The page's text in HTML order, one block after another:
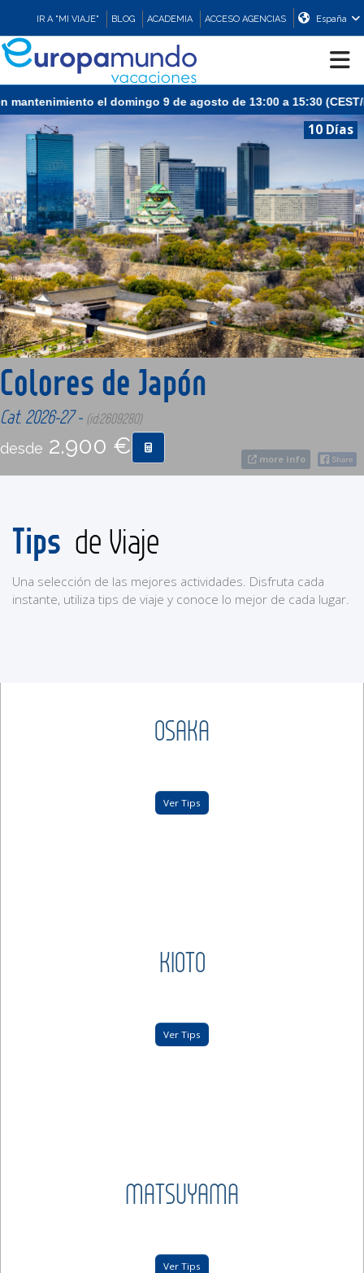
IR A "MI VIAJE" BLOG ACADEMIA ACCESO AGENCIAS España
CRUCEROS
EUROPA
ASIA
ORIENTE
PROMOCIONES
COMPRAR
el domingo 9 de agosto de 13:00 a 15:30 (CEST/
10 Días
more info
Colores de Japón
Cat. 2026-27 - (id:2609280)
desde 2.900 €
Tips de Viaje
Una selección de las mejores actividades. Disfruta cada
instante, utiliza tips de viaje y conoce lo mejor de cada lugar.
OSAKA
Ver Tips
KIOTO
Ver Tips
MATSUYAMA
Ver Tips